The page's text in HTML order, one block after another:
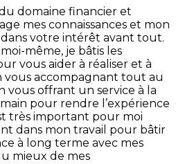
domaine financier et
mes connaissances et mon
votre intérêt avant tout.
même, je bâtis les
vous aider à réaliser et à
vous accompagnant tout au
vous offrant un service à la
pour rendre l’expérience
très important pour moi
dans mon travail pour bâtir
à long terme avec mes
mieux de mes